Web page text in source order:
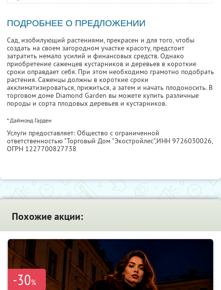
ПОДРОБНЕЕ О ПРЕДЛОЖЕНИИ
Сад, изобилующий растениями, прекрасен и для того, чтобы
создать на своем загородном участке красоту, предстоит
затратить немало усилий и финансовых средств. Однако
приобретение саженцев кустарников и деревьев в короткие
сроки оправдает себя. При этом необходимо грамотно подобрать
растения. Саженцы должны в короткие сроки
акклиматизироваться, прижиться, а затем и начать плодоносить. В
торговом доме Diamond Garden вы можете купить различные
породы и сорта плодовых деревьев и кустарников.
* Даймонд Гарден
Услуги предоставляет: Общество с ограниченной
ответственностью "Торговый Дом "Экостройлес",ИНН 9726030026,
ОГРН 1227700827738
Похожие акции:
-30%